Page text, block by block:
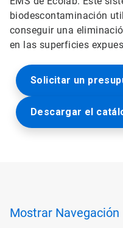
biodescontaminación
conseguir una
en las superficies
Solicitar un
Descargar el
Mostrar Navegación